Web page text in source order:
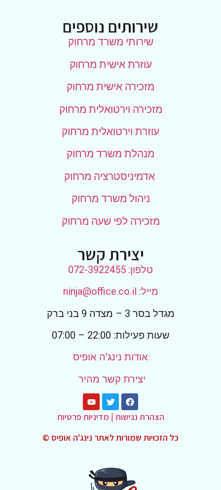
שירותים נוספים
שירותי משרד מרחוק
עוזרת אישית מרחוק
מזכירה אישית מרחוק
מזכירה וירטואלית מרחוק
עוזרת וירטואלית מרחוק
מנהלת משרד מרחוק
אדמיניסטרציה מרחוק
ניהול משרד מרחוק
מזכירה לפי שעה מרחוק
יצירת קשר
טלפון: 072-3922455
מייל: ninja@office.co.il
מגדל בסר 3 – מצדה 9 בני ברק
שעות פעילות: 22:00 – 07:00
אודות נינג'ה אופיס
יצירת קשר מהיר
הצהרת נגישות | מדיניות פרטיות
כל הזכויות שמורות לאתר נינג'ה אופיס ©